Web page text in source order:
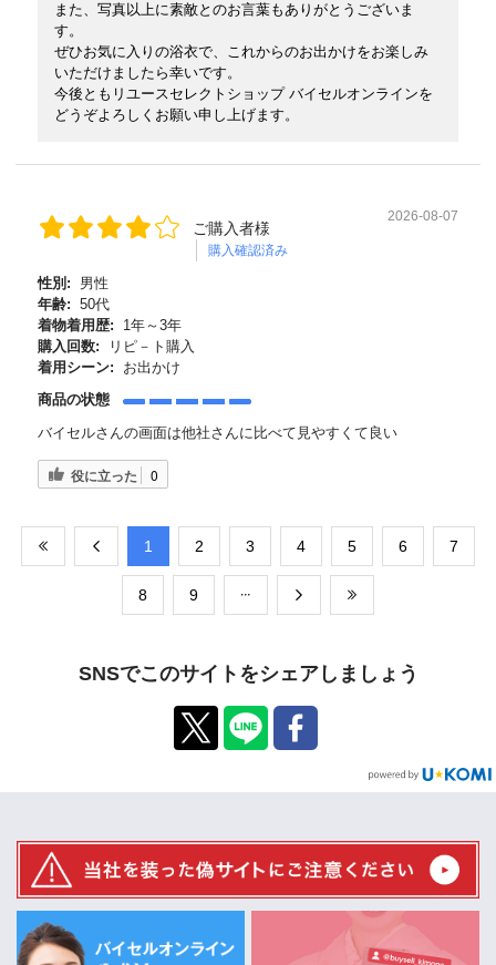
また、写真以上に素敵とのお言葉もありがとうございま
す。
ぜひお気に入りの浴衣で、これからのお出かけをお楽しみ
いただけましたら幸いです。
今後ともリユースセレクトショップ バイセルオンラインを
どうぞよろしくお願い申し上げます。
ご購入者様
購入確認済み
2026-08-07
性別:
男性
年齢: 50代
着物着用歴:
1年～3年
購入回数:
リピ－ト購入
着用シーン:
お出かけ
商品の状態
バイセルさんの画面は他社さんに比べて見やすくて良い
役に立った 0
​1 ​2 ​3 ​4 ​5 ​6 ​7
​8 ​9
SNSでこのサイトをシェアしましょう